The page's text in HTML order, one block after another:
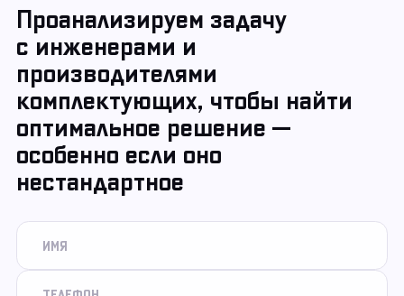
Проанализируем задачу
с инженерами и
производителями
комплектующих, чтобы найти
оптимальное решение —
особенно если оно
нестандартное